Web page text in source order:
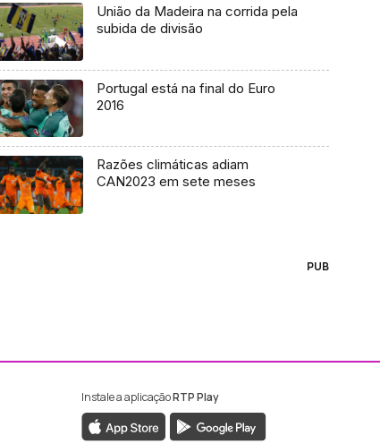
União da Madeira na corrida pela
subida de divisão
Portugal está na final do Euro
2016
Razões climáticas adiam
CAN2023 em sete meses
PUB
da RTP Madeira
da RTP Madeira
Instale a aplicaçãoRTP Play